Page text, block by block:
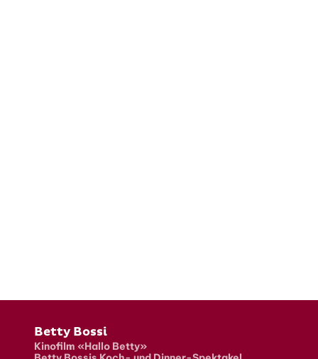
Fusszeile
Betty Bossi
Kinofilm «Hallo Betty»